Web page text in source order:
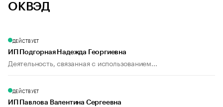
ОКВЭД
ДЕЙСТВУЕТ
ИП Подгорная Надежда Георгиевна
Деятельность, связанная с использованием...
ДЕЙСТВУЕТ
ИП Павлова Валентина Сергеевна